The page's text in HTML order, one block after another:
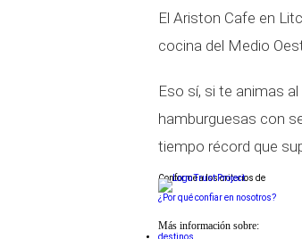
El Ariston Cafe en
cocina del Medio
Eso sí, si te animas al
hamburguesas con
tiempo récord que
Conforme a los criterios de
¿Por qué confiar en nosotros?
Más información sobre:
destinos